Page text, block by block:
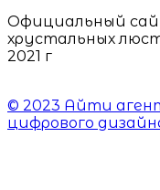
Официальный
хрустальных
2021 г
© 2023 Айти
цифрового